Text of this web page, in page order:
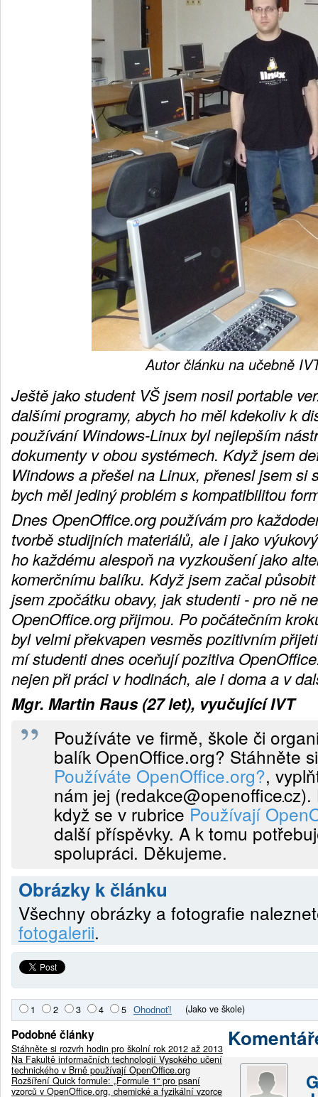
Autor článku na učebně
Ještě jako student VŠ jsem nosil portable
dalšími programy, abych ho měl kdekoliv k
používání Windows-Linux byl nejlepším
dokumenty v obou systémech. Když jsem
Windows a přešel na Linux, přenesl jsem si
bych měl jediný problém s kompatibilitou
Dnes OpenOffice.org používám pro
tvorbě studijních materiálů, ale i jako
ho každému alespoň na vyzkoušení jako
komerčnímu balíku. Když jsem začal
jsem zpočátku obavy, jak studenti - pro ně
OpenOffice.org přijmou. Po počátečním
byl velmi překvapen vesměs pozitivním
mí studenti dnes oceňují pozitiva
nejen při práci v hodinách, ale i doma a v
Mgr. Martin Raus (27 let), vyučující IVT
Používáte ve firmě, škole či
balík OpenOffice.org? Stáhněte
Používáte OpenOffice.org?,
nám jej (redakce@openofficecz).
když se v rubrice Používají
další příspěvky. A k tomu
spolupráci. Děkujeme.
Obrázky k článku
Všechny obrázky a fotografie
fotogalerii.
1 2 3 4 5 (Jako ve škole)
Podobné články
Stáhněte si rozvrh hodin pro školní rok 2012 až 2013
Na Fakultě informačních technologií Vysokého učení
technického v Brně používají OpenOffice.org
Rozšíření Quick formule: „Formule 1“ pro psaní
vzorců v OpenOffice.org, chemické a fyzikální vzorce